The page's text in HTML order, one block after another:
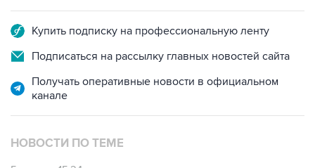
Купить подписку на профессиональную ленту
Подписаться на рассылку главных новостей сайта
Получать оперативные новости в официальном
канале
НОВОСТИ ПО ТЕМЕ